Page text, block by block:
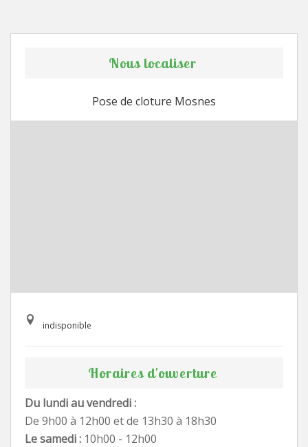
Nous localiser
Pose de cloture Mosnes
indisponible
Horaires d'ouverture
Du lundi au vendredi :
De 9h00 à 12h00 et de 13h30 à 18h30
Le samedi : 10h00 - 12h00